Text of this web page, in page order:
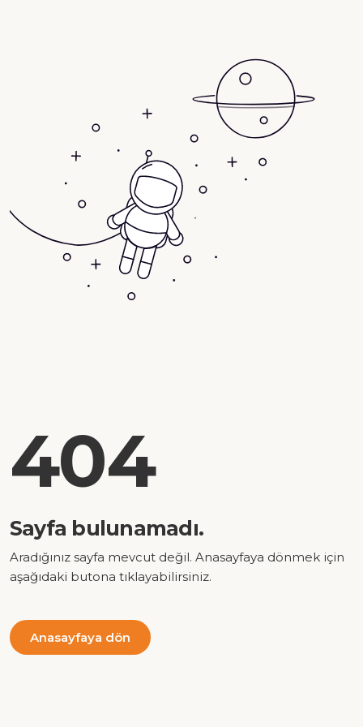
404
Sayfa bulunamadı.
Aradığınız sayfa mevcut değil. Anasayfaya dönmek için
aşağıdaki butona tıklayabilirsiniz.
Anasayfaya dön